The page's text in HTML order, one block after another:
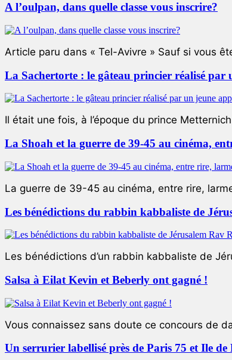
A l’oulpan, dans quelle classe vous inscrire?
Article paru dans « Tel-Avivre » Sauf si vous
La Sachertorte : le gâteau princier réalisé
Il était une fois, à l’époque du prince
La Shoah et la guerre de 39-45 au cinéma,
La guerre de 39-45 au cinéma, entre rire,
Les bénédictions du rabbin kabbaliste de
Les bénédictions d’un rabbin kabbaliste de
Salsa à Eilat Kevin et Beberly ont gagné !
Vous connaissez sans doute ce concours de
Un serrurier labellisé près de Paris 75 et Ile